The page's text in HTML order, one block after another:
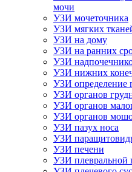
мочи
УЗИ мочеточника
УЗИ мягких
УЗИ на дому
УЗИ на ранних
УЗИ
УЗИ нижних
УЗИ определение
УЗИ органов
УЗИ органов
УЗИ органов
УЗИ пазух носа
УЗИ
УЗИ печени
УЗИ плевральной